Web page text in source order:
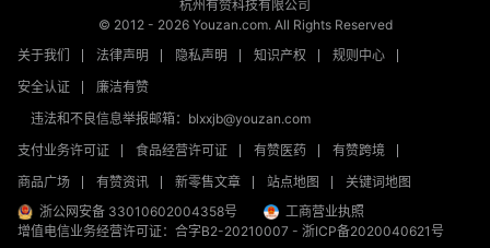
杭州有赞科技有限公司
© 2012 - 2026Youzan.com. All Rights Reserved
关于我们
法律声明 隐私声明 知识产权
规则中心
安全认证
廉洁有赞
违法和不良信息举报邮箱：blxxjb@youzan.com
支付业务许可证
食品经营许可证 有赞医药
有赞跨境
商品广场
有赞资讯 新零售文章 站点地图
关键词地图
浙公网安备 33010602004358号
工商营业执照
增值电信业务经营许可证：合字B2-20210007 - 浙ICP备2020040621号